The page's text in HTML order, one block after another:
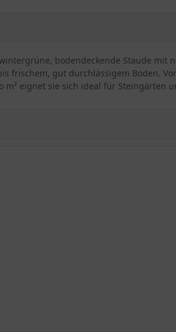
bodendeckende Staude
frischem, gut durchlässigem Boden.
eignet sie sich ideal für Steingärten